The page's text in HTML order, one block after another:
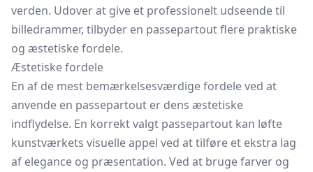
verden. Udover at give et professionelt udseende til
billedrammer, tilbyder en passepartout flere praktiske
og æstetiske fordele.
Æstetiske fordele
En af de mest bemærkelsesværdige fordele ved at
anvende en passepartout er dens æstetiske
indflydelse. En korrekt valgt passepartout kan løfte
kunstværkets visuelle appel ved at tilføre et ekstra lag
af elegance og præsentation. Ved at bruge farver og